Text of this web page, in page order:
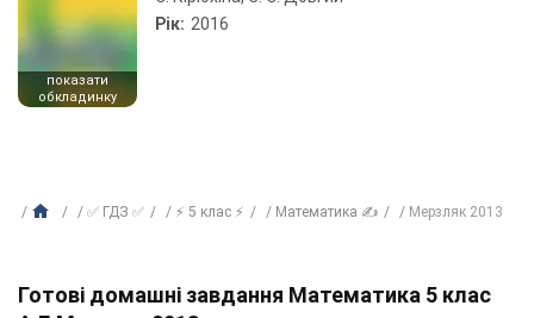
показати
обкладинку
Рік: 2016
✅ ГДЗ ✅ ⚡ 5 клас ⚡ Математика ✍ Мерзляк 2013
Готові домашні завдання Математика 5 клас